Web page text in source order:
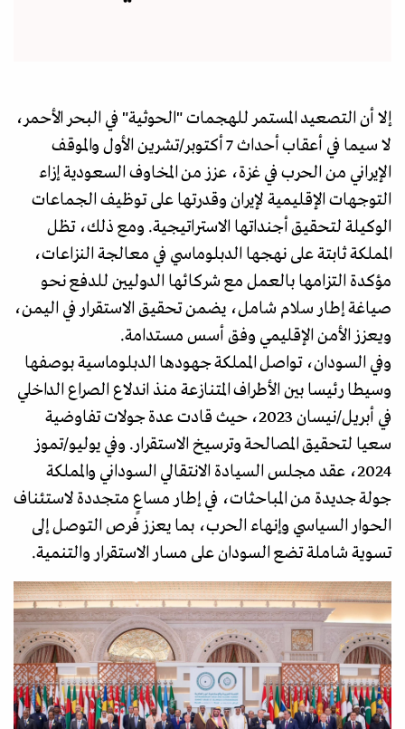
إلا أن التصعيد المستمر للهجمات "الحوثية" في البحر الأحمر،
لا سيما في أعقاب أحداث 7 أكتوبر/تشرين الأول والموقف
الإيراني من الحرب في غزة، عزز من المخاوف السعودية إزاء
التوجهات الإقليمية لإيران وقدرتها على توظيف الجماعات
الوكيلة لتحقيق أجنداتها الاستراتيجية. ومع ذلك، تظل
المملكة ثابتة على نهجها الدبلوماسي في معالجة النزاعات،
مؤكدة التزامها بالعمل مع شركائها الدوليين للدفع نحو
صياغة إطار سلام شامل، يضمن تحقيق الاستقرار في اليمن،
ويعزز الأمن الإقليمي وفق أسس مستدامة.
وفي السودان، تواصل المملكة جهودها الدبلوماسية بوصفها
وسيطا رئيسا بين الأطراف المتنازعة منذ اندلاع الصراع الداخلي
في أبريل/نيسان 2023، حيث قادت عدة جولات تفاوضية
سعيا لتحقيق المصالحة وترسيخ الاستقرار. وفي يوليو/تموز
2024، عقد مجلس السيادة الانتقالي السوداني والمملكة
جولة جديدة من المباحثات، في إطار مساعٍ متجددة لاستئناف
الحوار السياسي وإنهاء الحرب، بما يعزز فرص التوصل إلى
تسوية شاملة تضع السودان على مسار الاستقرار والتنمية.